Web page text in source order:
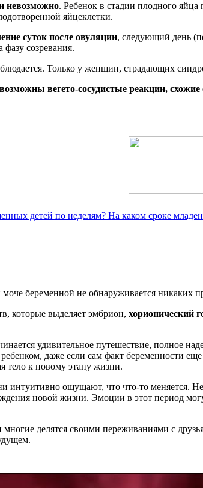
невозможно. Ребенок в стадии плодного
яйцеклетки.
суток после овуляции, следующий день
созревания.
Только у женщин, страдающих
возможны вегето-сосудистые реакции,
детей по неделям? На каком сроке
беременной не обнаруживается никаких
которые выделяет эмбрион, хорионический
удивительное путешествие, полное
даже если сам факт беременности
тело к новому этапу жизни.
ощущают, что что-то меняется.
новой жизни. Эмоции в этот период
делятся своими переживаниями с